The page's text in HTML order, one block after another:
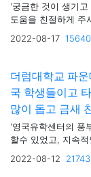
'궁금한 것이 생기
도움을 친절하게 주
다.'
2022-08-17 15640
더럼대학교 파
국 학생들이고
많이 돕고 금새
'영국유학센터의 풍
할수 있었고, 지속
2022-08-12 21743